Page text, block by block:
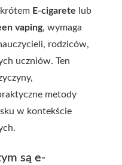
E-cigarete lub
vaping, wymaga
rodziców,
uczniów. Ten
metody
w kontekście
są e-